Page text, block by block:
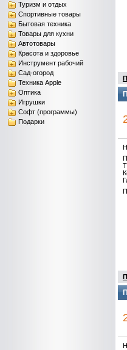
Туризм и отдых
Спортивные товары
Бытовая техника
Товары для кухни
Автотовары
Красота и здоровье
Инструмент рабочий
Сад-огород
Техника Apple
Оптика
Игрушки
Софт (программы)
Подарки